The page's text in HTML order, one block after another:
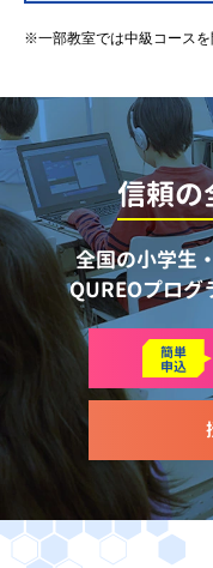
※一部教室では中級コースを
信頼の
全国の小学生
QUREOプログ
簡単
申込